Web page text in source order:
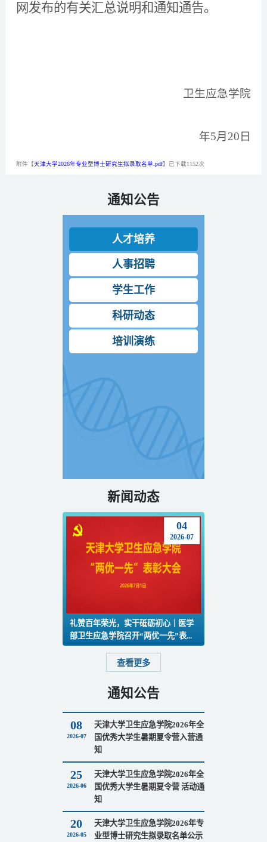
网发布的有关汇总说明和通知通告。
卫生应急学院
年5月 20 日
附件【天津大学2026年专业型博士研究生拟录取名单.pdf】已下载1152次
通知公告
人才培养
人事招聘
学生工作
科研动态
培训演练
新闻动态
04
2026-07
礼赞百年荣光，实干砥砺初心｜医学
部卫生应急学院召开“两优一先”表...
查看更多
通知公告
08
2026-07
天津大学卫生应急学院2026年全
国优秀大学生暑期夏令营入营通
知
25
2026-06
天津大学卫生应急学院2026年全
国优秀大学生暑期夏令营 活动通
知
20
2026-05
天津大学卫生应急学院2026年专
业型博士研究生拟录取名单公示